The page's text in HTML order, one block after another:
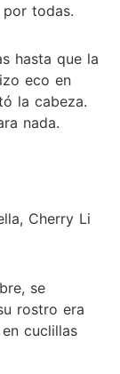
todas.
hasta que la
eco en
la cabeza.
nada.
Cherry Li
se
rostro era
cuclillas